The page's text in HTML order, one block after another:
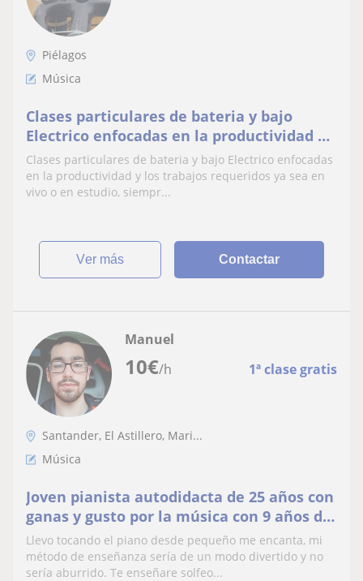
Piélagos
Música
Clases particulares de bateria y bajo
Electrico enfocadas en la productividad y
los trabajos requeridos ya sea en vivo o
en estudio, siempre haciéndolas amenas
priorizando los gustos y preferencias del
Clases particulares de bateria y bajo Electrico enfocadas
en la productividad y los trabajos requeridos ya sea en
vivo o en estudio, siempr...
ver más Contactar
10€/h 1ª clase gratis
Manuel
Santander, El Astillero, Mari...
Música
Joven pianista autodidacta de 25 años con
ganas y gusto por la música con 9 años de
experiencia tocando el piano
Llevo tocando el piano desde pequeño me encanta, mi
método de enseñanza sería de un modo divertido y no
sería aburrido. Te enseñare solfeo...